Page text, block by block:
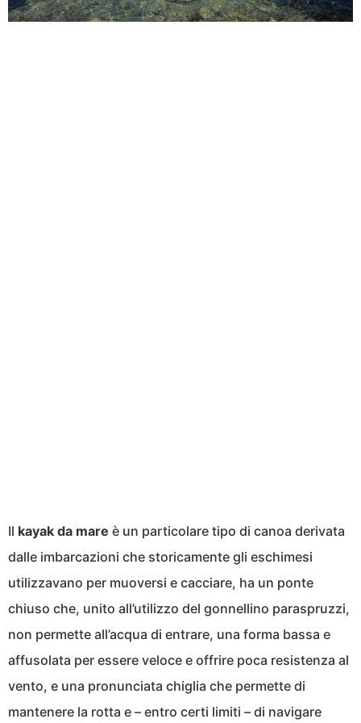
Il kayak da mare è un particolare tipo di canoa derivata
dalle imbarcazioni che storicamente gli eschimesi
utilizzavano per muoversi e cacciare, ha un ponte
chiuso che, unito all’utilizzo del gonnellino paraspruzzi,
non permette all’acqua di entrare, una forma bassa e
affusolata per essere veloce e offrire poca resistenza al
vento, e una pronunciata chiglia che permette di
mantenere la rotta e – entro certi limiti – di navigare